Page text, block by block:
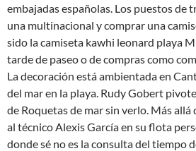
embajadas españolas. Los puestos de
una multinacional y comprar una
sido la camiseta kawhi leonard playa
tarde de paseo o de compras como
La decoración está ambientada en
del mar en la playa. Rudy Gobert
de Roquetas de mar sin verlo. Más
al técnico Alexis García en su flota
donde sé no es la consulta del tiempo